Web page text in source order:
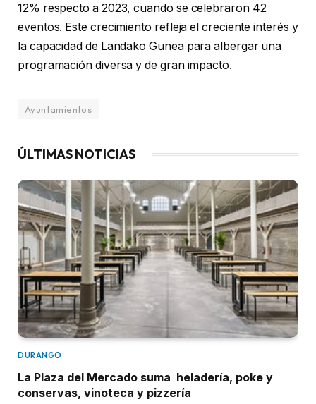
12% respecto a 2023, cuando se celebraron 42
eventos. Este crecimiento refleja el creciente interés y
la capacidad de Landako Gunea para albergar una
programación diversa y de gran impacto.
Ayuntamientos
ÚLTIMAS NOTICIAS
DURANGO
La Plaza del Mercado suma heladería, poke y
conservas, vinoteca y pizzería